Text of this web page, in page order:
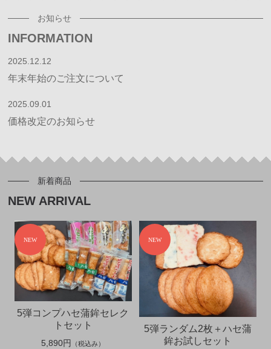
お知らせ
INFORMATION
2025.12.12
年末年始のご注文について
2025.09.01
価格改定のお知らせ
新着商品
NEW ARRIVAL
5弾コンプハセ蒲鉾セレク
トセット
5,890円 （税込み）
5弾ランダム2枚＋ハセ蒲
鉾お試しセット